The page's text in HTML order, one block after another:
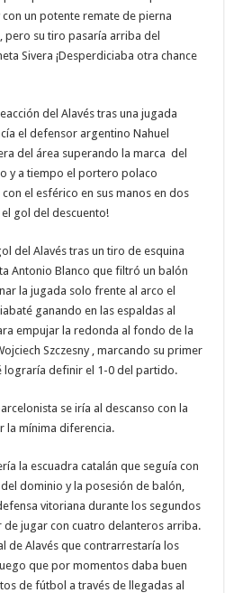
un potente remate de pierna
su tiro pasaría arriba del
Sivera ¡Desperdiciaba otra chance
del Alavés tras una jugada
el defensor argentino Nahuel
del área superando la marca del
y a tiempo el portero polaco
el esférico en sus manos en dos
el gol del descuento!
del Alavés tras un tiro de esquina
Antonio Blanco que filtró un balón
la jugada solo frente al arco el
ganando en las espaldas al
empujar la redonda al fondo de la
Szczesny , marcando su primer
lograría definir el 1-0 del partido.
se iría al descanso con la
la mínima diferencia.
la escuadra catalán que seguía con
dominio y la posesión de balón,
vitoriana durante los segundos
de jugar con cuatro delanteros arriba.
de Alavés que contrarrestaría los
que por momentos daba buen
de fútbol a través de llegadas al